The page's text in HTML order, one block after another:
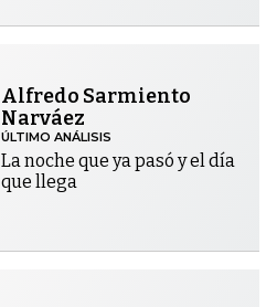
Alfredo Sarmiento
Narváez
ÚLTIMO ANÁLISIS
La noche que ya pasó y el día
que llega